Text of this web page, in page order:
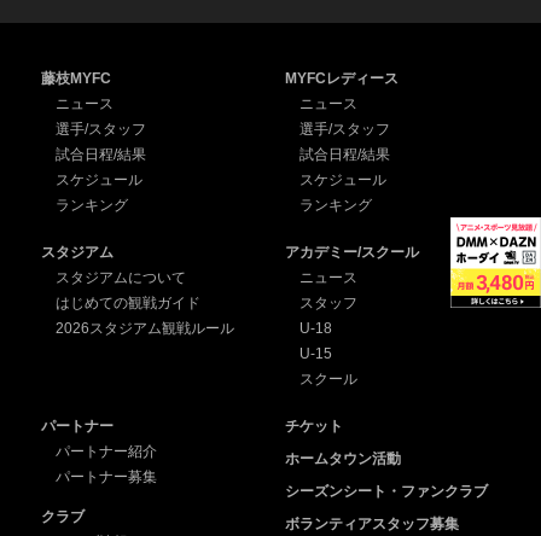
藤枝MYFC
ニュース
選手/スタッフ
試合日程/結果
スケジュール
ランキング
MYFCレディース
ニュース
選手/スタッフ
試合日程/結果
スケジュール
ランキング
スタジアム
スタジアムについて
はじめての観戦ガイド
2026スタジアム観戦ルール
アカデミー/スクール
ニュース
スタッフ
U-18
U-15
スクール
パートナー
パートナー紹介
パートナー募集
クラブ
チケット
ホームタウン活動
シーズンシート・ファンクラブ
ボランティアスタッフ募集